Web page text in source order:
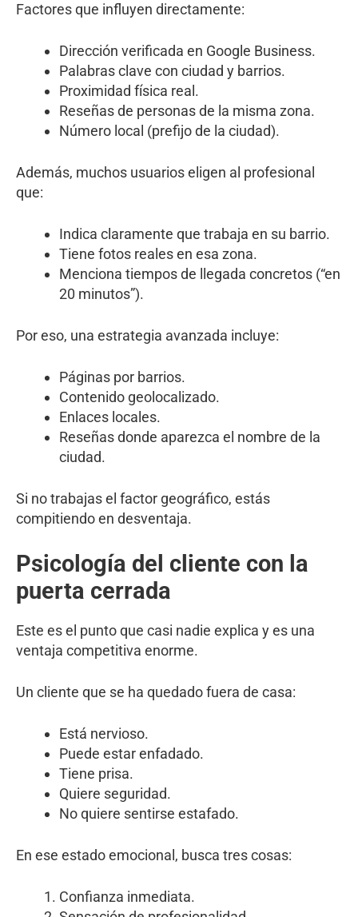
Factores que influyen directamente:
Dirección verificada en Google Business.
Palabras clave con ciudad y barrios.
Proximidad física real.
Reseñas de personas de la misma zona.
Número local (prefijo de la ciudad).
Además, muchos usuarios eligen al profesional
que:
Indica claramente que trabaja en su barrio.
Tiene fotos reales en esa zona.
Menciona tiempos de llegada concretos (“en
20 minutos”).
Por eso, una estrategia avanzada incluye:
Páginas por barrios.
Contenido geolocalizado.
Enlaces locales.
Reseñas donde aparezca el nombre de la
ciudad.
Si no trabajas el factor geográfico, estás
compitiendo en desventaja.
Psicología del cliente con la
puerta cerrada
Este es el punto que casi nadie explica y es una
ventaja competitiva enorme.
Un cliente que se ha quedado fuera de casa:
Está nervioso.
Puede estar enfadado.
Tiene prisa.
Quiere seguridad.
No quiere sentirse estafado.
En ese estado emocional, busca tres cosas:
Confianza inmediata.